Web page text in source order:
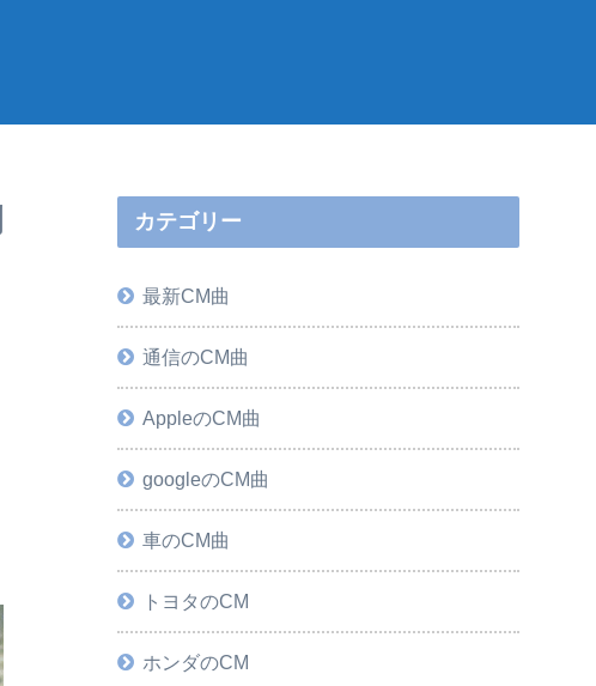
カテゴリー
最新CM曲
通信のCM曲
AppleのCM曲
googleのCM曲
車のCM曲
トヨタのCM
ホンダのCM